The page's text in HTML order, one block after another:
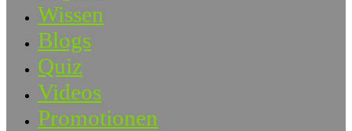
Wissen
Blogs
Quiz
Videos
Promotionen